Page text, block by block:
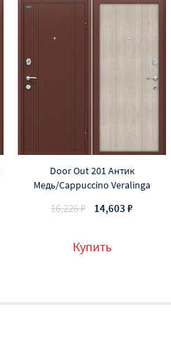
Door Out 201 Антик
Медь/Cappuccino Veralinga
16,226 ₽ 14,603 ₽
Купить